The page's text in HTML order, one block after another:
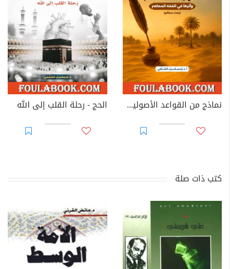
نماذج من القواعد الأصولية عند الصحابة وأثرها في الفقه المعاصر الحج - رحلة القلب إلى الله
كتب ذات صلة